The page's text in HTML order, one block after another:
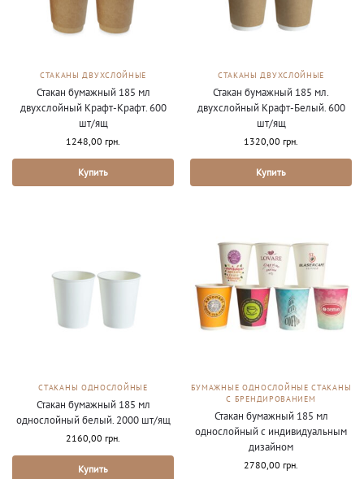
СТАКАНЫ ДВУХСЛОЙНЫЕ
Стакан бумажный 185 мл
двухслойный Крафт-Крафт. 600
шт/ящ
1248,00 грн.
Купить
СТАКАНЫ ДВУХСЛОЙНЫЕ
Стакан бумажный 185 мл.
двухслойный Крафт-Белый. 600
шт/ящ
1320,00 грн.
Купить
СТАКАНЫ ОДНОСЛОЙНЫЕ
Стакан бумажный 185 мл
однослойный белый. 2000 шт/ящ
2160,00 грн.
Купить
БУМАЖНЫЕ ОДНОСЛОЙНЫЕ СТАКАНЫ
С БРЕНДИРОВАНИЕМ
Стакан бумажный 185 мл
однослойный с индивидуальным
дизайном
2780,00 грн.